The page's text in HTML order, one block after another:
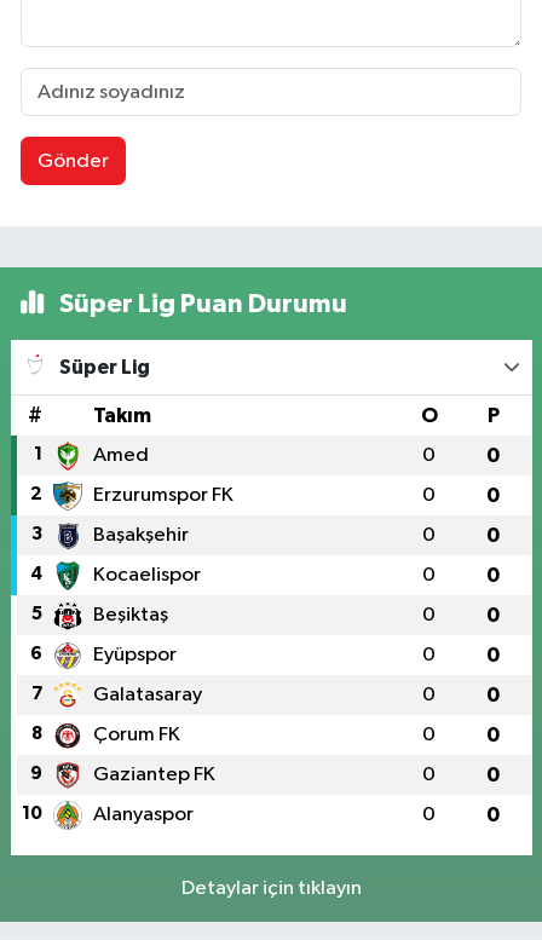
Gönder
Süper Lig Puan Durumu
Süper Lig
# Takım O P
1 Amed 0 0
2 Erzurumspor FK 0 0
3 Başakşehir 0 0
4 Kocaelispor 0 0
5 Beşiktaş 0 0
6 Eyüpspor 0 0
7 Galatasaray 0 0
8 Çorum FK 0 0
9 Gaziantep FK 0 0
10 Alanyaspor 0 0
Detaylar için tıklayın